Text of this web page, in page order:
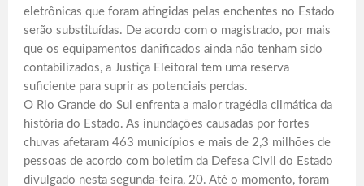
eletrônicas que foram atingidas pelas enchentes no Estado
serão substituídas. De acordo com o magistrado, por mais
que os equipamentos danificados ainda não tenham sido
contabilizados, a Justiça Eleitoral tem uma reserva
suficiente para suprir as potenciais perdas.
O Rio Grande do Sul enfrenta a maior tragédia climática da
história do Estado. As inundações causadas por fortes
chuvas afetaram 463 municípios e mais de 2,3 milhões de
pessoas de acordo com boletim da Defesa Civil do Estado
divulgado nesta segunda-feira, 20. Até o momento, foram